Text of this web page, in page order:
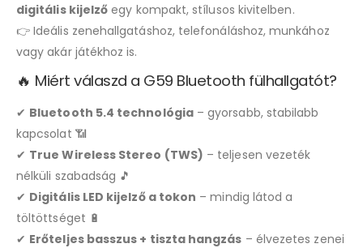
digitális kijelző egy kompakt, stílusos kivitelben.
👉 Ideális zenehallgatáshoz, telefonáláshoz, munkához
vagy akár játékhoz is.
🔥 Miért válaszd a G59 Bluetooth fülhallgatót?
✔ Bluetooth 5.4 technológia– gyorsabb, stabilabb
kapcsolat 📶
✔ True Wireless Stereo (TWS) – teljesen vezeték
nélküli szabadság 🎵
✔ Digitális LED kijelző a tokon – mindig látod a
töltöttséget 🔋
✔ Erőteljes basszus + tiszta hangzás – élvezetes zenei